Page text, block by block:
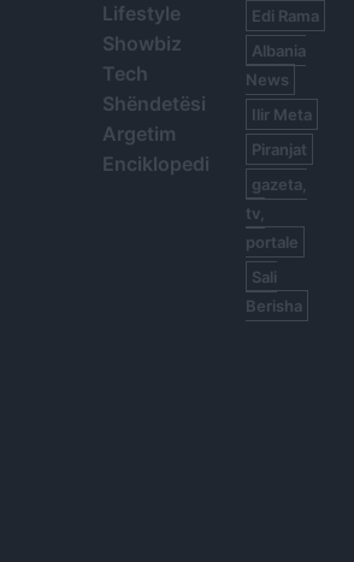
Lifestyle
Showbiz
Tech
Shëndetësi
Argetim
Enciklopedi
Edi Rama
Albania
News
Ilir Meta
Piranjat
gazeta,
tv,
portale
Sali
Berisha